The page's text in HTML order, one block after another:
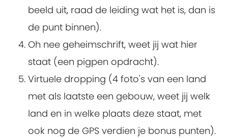
beeld uit, raad de leiding wat het is, dan is
de punt binnen).
Oh nee geheimschrift, weet jij wat hier
staat (een pigpen opdracht).
Virtuele dropping (4 foto's van een land
met als laatste een gebouw, weet jij welk
land en in welke plaats deze staat, met
ook nog de GPS verdien je bonus punten).